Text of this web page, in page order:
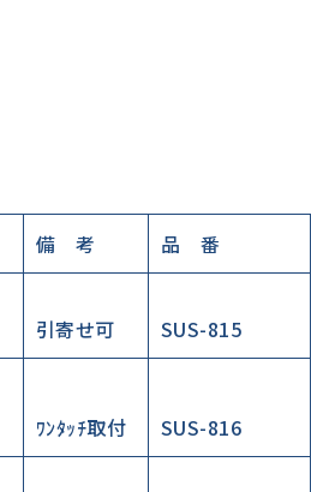
備 考 品 番
引寄せ可 SUS-815
ﾜﾝﾀｯﾁ取付 SUS-816